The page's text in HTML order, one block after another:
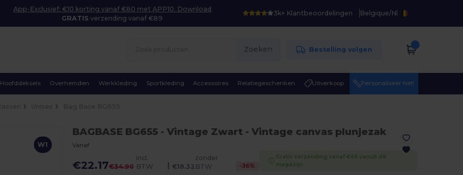
App-Exclusief: €10 korting vanaf €80 met APP10. Download
GRATIS verzending vanaf €89
3k+ Klantbeoordelingen Belgique/Nl
Zoeken Bestelling volgen
Hoofddeksels Overhemden Werkkleding Sportkleding Accessoires Relatiegeschenken Uitverkoop Personaliseer het!
W1
BAGBASE BG655 - Vintage Zwart - Vintage canvas plunjezak
Vanaf
€22.17€34.90
incl.
BTW
| €18.32
zonder
BTW
-36%
Gratis verzending vanaf €69 vanuit dit
magazijn